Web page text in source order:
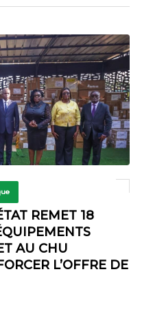
REMET 18
AU CHU
L’OFFRE DE